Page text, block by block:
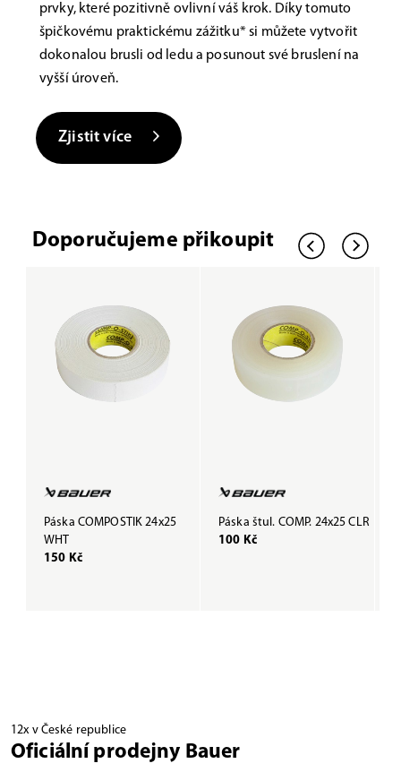
prvky, které pozitivně ovlivní váš krok. Díky tomuto
špičkovému praktickému zážitku* si můžete vytvořit
dokonalou brusli od ledu a posunout své bruslení na
vyšší úroveň.
Zjistit více
Doporučujeme přikoupit
Páska COMPOSTIK 24x25
WHT
150 Kč
Páska štul. COMP. 24x25 CLR
100 Kč
12x v České republice
Oficiální prodejny Bauer